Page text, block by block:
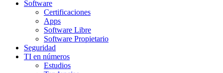
Software
Certificaciones
Apps
Software Libre
Software Propietario
Seguridad
TI en números
Estudios